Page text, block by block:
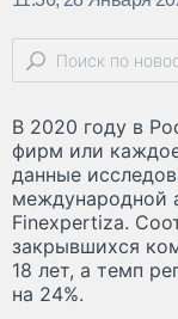
В 2020 году в
фирм или
данные
международной
Finexpertiza.
закрывшихся
18 лет, а темп
на 24%.